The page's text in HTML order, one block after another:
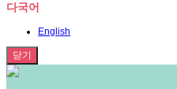
다국어
English
닫기